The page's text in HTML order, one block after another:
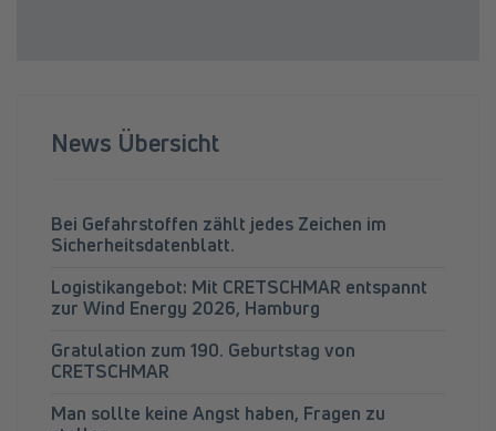
News Übersicht
Bei Gefahrstoffen zählt jedes Zeichen im
Sicherheitsdatenblatt.
Logistikangebot: Mit CRETSCHMAR entspannt
zur Wind Energy 2026, Hamburg
Gratulation zum 190. Geburtstag von
CRETSCHMAR
Man sollte keine Angst haben, Fragen zu